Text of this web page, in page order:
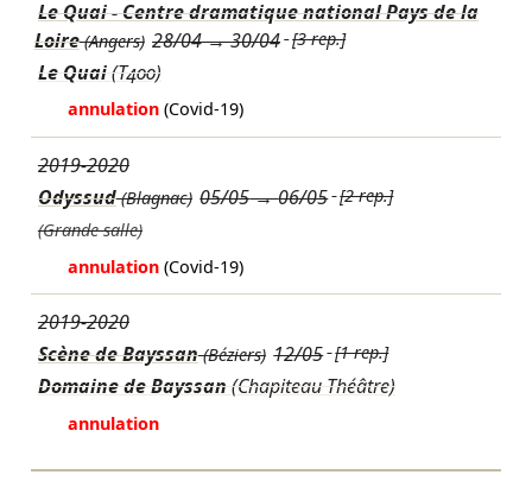
Le Quai - Centre dramatique national Pays de la
Loire(Angers) 28/04→30/04 [3 rep.]
Le Quai(T400)
annulation (Covid-19)
2019-2020
Odyssud(Blagnac) 05/05→06/05 [2 rep.]
(Grande salle)
annulation (Covid-19)
2019-2020
Scène de Bayssan(Béziers) 12/05 [1 rep.]
Domaine de Bayssan(Chapiteau Théâtre)
annulation